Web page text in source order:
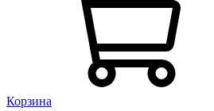
Корзина